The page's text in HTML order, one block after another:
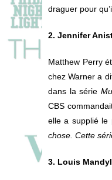
draguer pour
2. Jennifer
Matthew Perry
chez Warner a
dans la série
CBS
elle a supplié le
chose. Cette
3. Louis